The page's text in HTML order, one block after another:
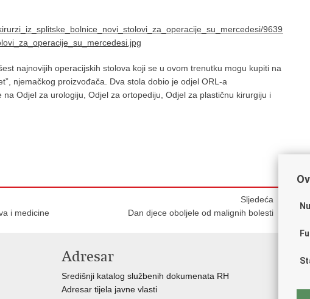
najnovijih operacijskih stolova koji se u ovom trenutku mogu kupiti na
njemačkog proizvođača. Dva stola dobio je odjel ORL-a
Odjel za urologiju, Odjel za ortopediju, Odjel za plastičnu kirurgiju i
i medicine
Sljedeća
Dan djece oboljele od malignih bolesti
Adresar
Središnji katalog službenih dokumenata RH
Adresar tijela javne vlasti